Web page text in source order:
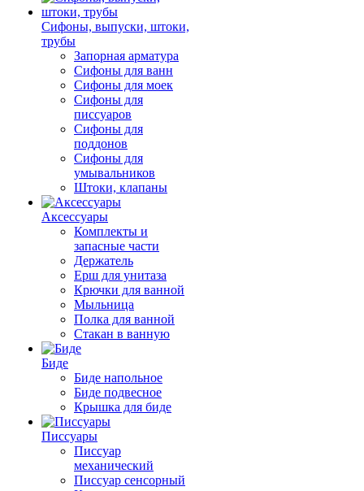
Сифоны, выпуски, штоки,
трубы
Запорная арматура
Сифоны для ванн
Сифоны для моек
Сифоны для
писсуаров
Сифоны для
поддонов
Сифоны для
умывальников
Штоки, клапаны
Аксессуары
Комплекты и
запасные части
Держатель
Ерш для унитаза
Крючки для ванной
Мыльница
Полка для ванной
Стакан в ванную
Биде
Биде напольное
Биде подвесное
Крышка для биде
Писсуары
Писсуар
механический
Писсуар сенсорный